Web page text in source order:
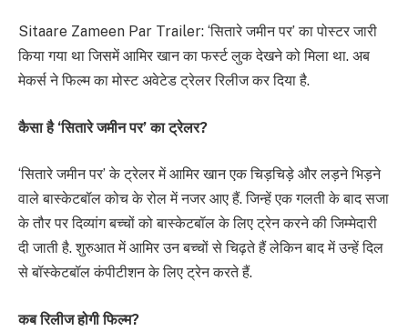
Sitaare Zameen Par Trailer: ‘सितारे जमीन पर’ का पोस्टर जारी
किया गया था जिसमें आमिर खान का फर्स्ट लुक देखने को मिला था. अब
मेकर्स ने फिल्म का मोस्ट अवेटेड ट्रेलर रिलीज कर दिया है.
कैसा है ‘सितारे जमीन पर’ का ट्रेलर?
‘सितारे जमीन पर’ के ट्रेलर में आमिर खान एक चिड़चिड़े और लड़ने भिड़ने
वाले बास्केटबॉल कोच के रोल में नजर आए हैं. जिन्हें एक गलती के बाद सजा
के तौर पर दिव्यांग बच्चों को बास्केटबॉल के लिए ट्रेन करने की जिम्मेदारी
दी जाती है. शुरुआत में आमिर उन बच्चों से चिढ़ते हैं लेकिन बाद में उन्हें दिल
से बॉस्केटबॉल कंपीटीशन के लिए ट्रेन करते हैं.
कब रिलीज होगी फिल्म?